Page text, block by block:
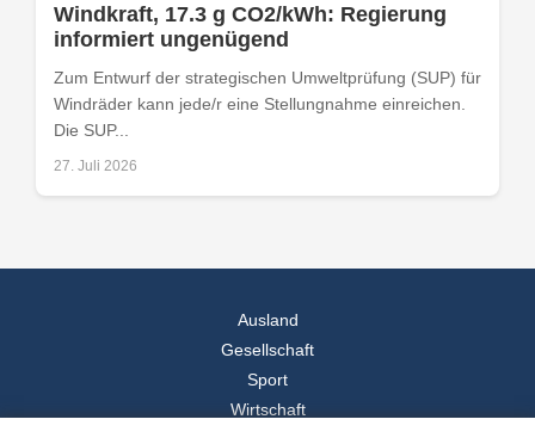
Windkraft, 17.3 g CO2/kWh: Regierung
informiert ungenügend
Zum Entwurf der strategischen Umweltprüfung (SUP) für
Windräder kann jede/r eine Stellungnahme einreichen.
Die SUP...
27. Juli 2026
Ausland
Gesellschaft
Sport
Wirtschaft